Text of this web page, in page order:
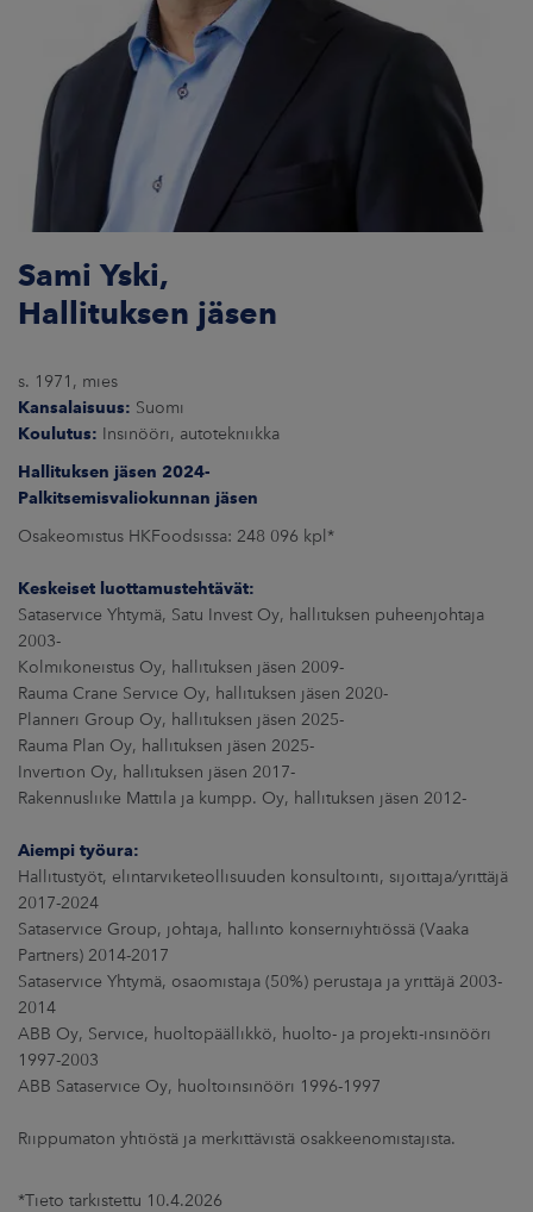
Sami Yski,
Hallituksen jäsen
s. 1971, mies
Kansalaisuus: Suomi
Koulutus: Insinööri, autotekniikka
Hallituksen jäsen 2024-
Palkitsemisvaliokunnan jäsen
Osakeomistus HKFoodsissa: 248 096 kpl*
Keskeiset luottamustehtävät:
Sataservice Yhtymä, Satu Invest Oy, hallituksen puheenjohtaja
2003-
Kolmikoneistus Oy, hallituksen jäsen 2009-
Rauma Crane Service Oy, hallituksen jäsen 2020-
Planneri Group Oy, hallituksen jäsen 2025-
Rauma Plan Oy, hallituksen jäsen 2025-
Invertion Oy, hallituksen jäsen 2017-
Rakennusliike Mattila ja kumpp. Oy, hallituksen jäsen 2012-
Aiempi työura:
Hallitustyöt, elintarviketeollisuuden konsultointi, sijoittaja/yrittäjä
2017-2024
Sataservice Group, johtaja, hallinto konserniyhtiössä (Vaaka
Partners) 2014-2017
Sataservice Yhtymä, osaomistaja (50%) perustaja ja yrittäjä 2003-
2014
ABB Oy, Service, huoltopäällikkö, huolto- ja projekti-insinööri
1997-2003
ABB Sataservice Oy, huoltoinsinööri 1996-1997
Riippumaton yhtiöstä ja merkittävistä osakkeenomistajista.
*Tieto tarkistettu 10.4.2026